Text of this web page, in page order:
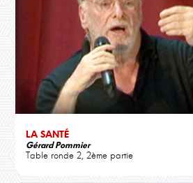
LA SANTÉ
Gérard Pommier
Table ronde 2, 2ème partie